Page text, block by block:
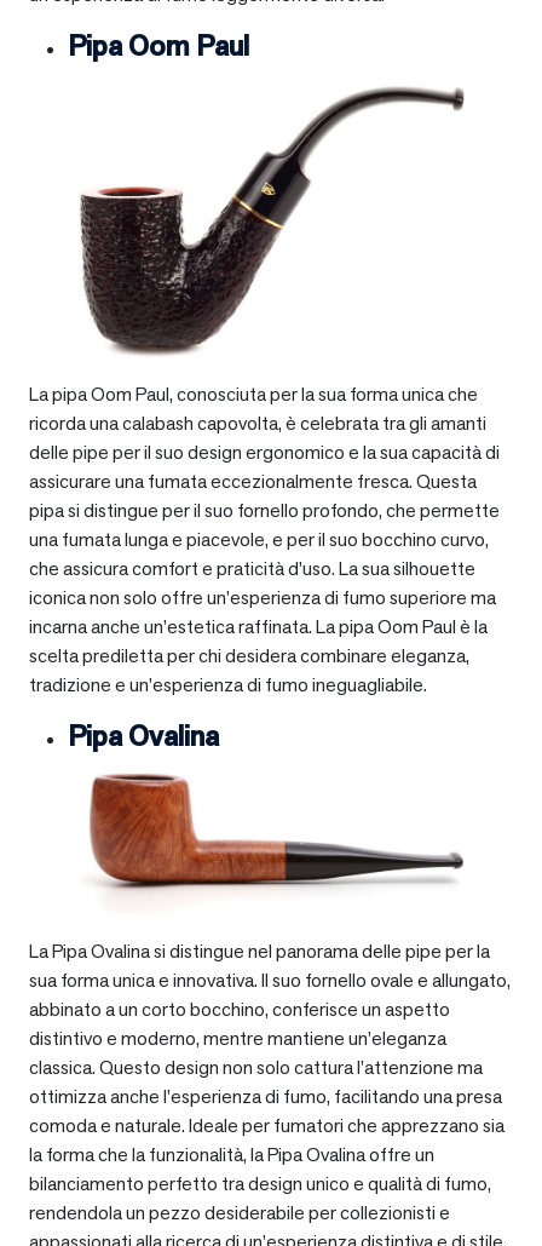
Pipa Oom Paul
La pipa Oom Paul, conosciuta per la sua forma unica che
ricorda una calabash capovolta, è celebrata tra gli amanti
delle pipe per il suo design ergonomico e la sua capacità di
assicurare una fumata eccezionalmente fresca. Questa
pipa si distingue per il suo fornello profondo, che permette
una fumata lunga e piacevole, e per il suo bocchino curvo,
che assicura comfort e praticità d’uso. La sua silhouette
iconica non solo offre un’esperienza di fumo superiore ma
incarna anche un’estetica raffinata. La pipa Oom Paul è la
scelta prediletta per chi desidera combinare eleganza,
tradizione e un’esperienza di fumo ineguagliabile.
Pipa Ovalina
La Pipa Ovalina si distingue nel panorama delle pipe per la
sua forma unica e innovativa. Il suo fornello ovale e allungato,
abbinato a un corto bocchino, conferisce un aspetto
distintivo e moderno, mentre mantiene un’eleganza
classica. Questo design non solo cattura l’attenzione ma
ottimizza anche l’esperienza di fumo, facilitando una presa
comoda e naturale. Ideale per fumatori che apprezzano sia
la forma che la funzionalità, la Pipa Ovalina offre un
bilanciamento perfetto tra design unico e qualità di fumo,
rendendola un pezzo desiderabile per collezionisti e